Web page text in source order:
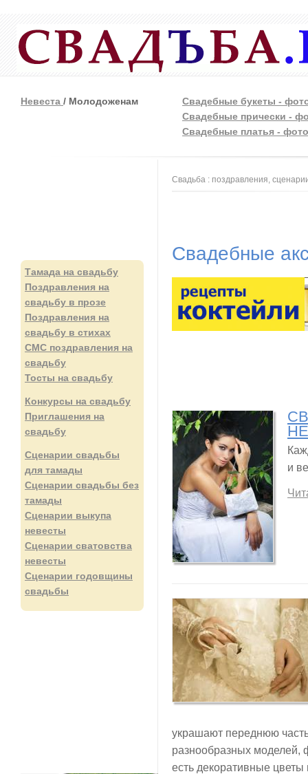
Невеста / Молодоженам
Свадебные букеты -
Свадебные прически -
Свадебные платья - фото
Тамада на свадьбу
Поздравления на
свадьбу в прозе
Поздравления на
свадьбу в стихах
СМС поздравления на
свадьбу
Тосты на свадьбу
Конкурсы на свадьбу
Приглашения на
свадьбу
Сценарии свадьбы
для тамады
Сценарии свадьбы без
тамады
Сценарии выкупа
невесты
Сценарии сватовства
невесты
Сценарии годовщины
свадьбы
Вы здесь
Свадьба : поздравления,
Свадебные
и
украшают переднюю
разнообразных
есть декоративные цветы